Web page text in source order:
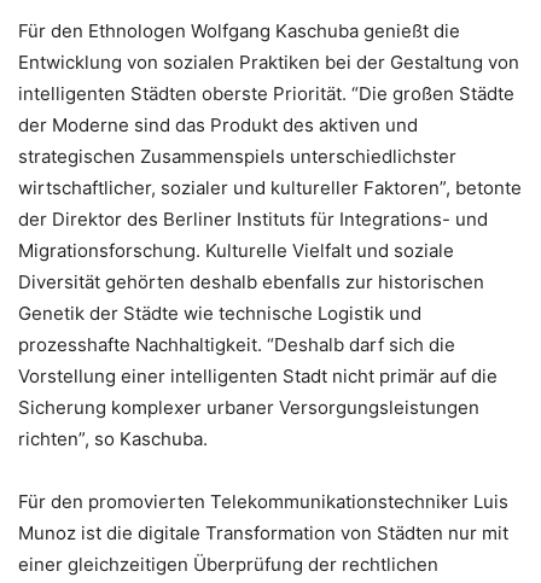
Für den Ethnologen Wolfgang Kaschuba genießt die
Entwicklung von sozialen Praktiken bei der Gestaltung von
intelligenten Städten oberste Priorität. “Die großen Städte
der Moderne sind das Produkt des aktiven und
strategischen Zusammenspiels unterschiedlichster
wirtschaftlicher, sozialer und kultureller Faktoren”, betonte
der Direktor des Berliner Instituts für Integrations- und
Migrationsforschung. Kulturelle Vielfalt und soziale
Diversität gehörten deshalb ebenfalls zur historischen
Genetik der Städte wie technische Logistik und
prozesshafte Nachhaltigkeit. “Deshalb darf sich die
Vorstellung einer intelligenten Stadt nicht primär auf die
Sicherung komplexer urbaner Versorgungsleistungen
richten”, so Kaschuba.
Für den promovierten Telekommunikationstechniker Luis
Munoz ist die digitale Transformation von Städten nur mit
einer gleichzeitigen Überprüfung der rechtlichen